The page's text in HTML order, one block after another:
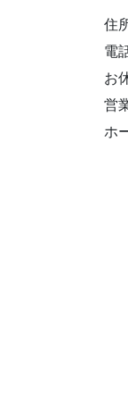
住
電
お
営
ホ